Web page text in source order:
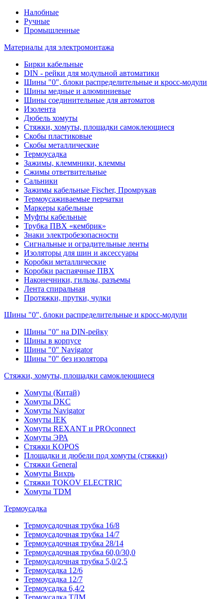
Налобные
Ручные
Промышленные
Материалы для электромонтажа
Бирки кабельные
DIN - рейки для модульной автоматики
Шины "0", блоки распределительные и кросс-модули
Шины медные и алюминиевые
Шины соединительные для автоматов
Изолента
Дюбель хомуты
Стяжки, хомуты, площадки самоклеющиеся
Скобы пластиковые
Скобы металлические
Термоусадка
Зажимы, клеммники, клеммы
Сжимы ответвительные
Сальники
Зажимы кабельные Fischer, Промрукав
Термоусаживаемые перчатки
Маркеры кабельные
Муфты кабельные
Трубка ПВХ «кембрик»
Знаки электробезопасности
Сигнальные и оградительные ленты
Изоляторы для шин и аксессуары
Коробки металлические
Коробки распаячные ПВХ
Наконечники, гильзы, разъемы
Лента спиральная
Протяжки, прутки, чулки
Шины "0", блоки распределительные и кросс-модули
Шины "0" на DIN-рейку
Шины в корпусе
Шины "0" Navigator
Шины "0" без изолятора
Стяжки, хомуты, площадки самоклеющиеся
Хомуты (Китай)
Хомуты DKC
Хомуты Navigator
Хомуты IEK
Хомуты REXANT и PROconnect
Хомуты ЭРА
Стяжки KOPOS
Площадки и дюбели под хомуты (стяжки)
Стяжки General
Хомуты Вихрь
Стяжки TOKOV ELECTRIC
Хомуты TDM
Термоусадка
Термоусадочная трубка 16/8
Термоусадочная трубка 14/7
Термоусадочная трубка 28/14
Термоусадочная трубка 60,0/30,0
Термоусадочная трубка 5,0/2,5
Термоусадка 12/6
Термоусадка 12/7
Термоусадка 6,4/2
Термоусадка ТДМ